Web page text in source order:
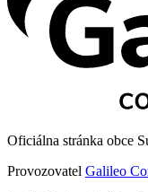
Oficiálna stránka obce
Provozovatel Galileo